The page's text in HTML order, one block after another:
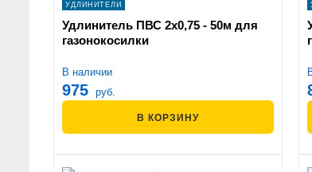
УДЛИНИТЕЛИ
Удлинитель ПВС 2х0,75 - 50м для
газонокосилки
В наличии
975 руб.
В КОРЗИНУ